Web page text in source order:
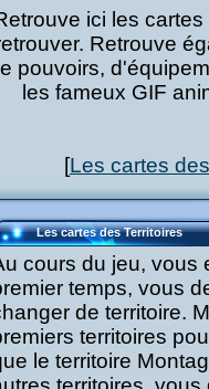
ici les
Retrouve
pouvoirs,
les fameux GIF
[Les cartes
Les cartes des Territoires
cours du jeu, vous
temps, vous
de territoire.
territoires
le territoire